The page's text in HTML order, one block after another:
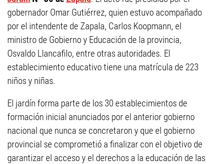
gobernador Omar Gutiérrez, quien estuvo acompañado
por el intendente de Zapala, Carlos Koopmann, el
ministro de Gobierno y Educación de la provincia,
Osvaldo Llancafilo, entre otras autoridades. El
establecimiento educativo tiene una matrícula de 223
niños y niñas.
El jardín forma parte de los 30 establecimientos de
formación inicial anunciados por el anterior gobierno
nacional que nunca se concretaron y que el gobierno
provincial se comprometió a finalizar con el objetivo de
garantizar el acceso y el derechos a la educación de las